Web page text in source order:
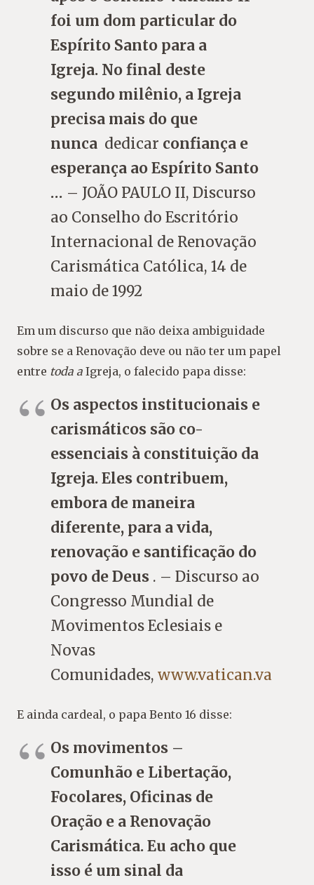
foi um dom particular do
Espírito Santo para a
Igreja. No final deste
segundo milênio, a Igreja
precisa mais do que
nunca dedicar confiança e
esperança ao Espírito Santo
… – JOÃO PAULO II, Discurso
ao Conselho do Escritório
Internacional de Renovação
Carismática Católica, 14 de
maio de 1992
Em um discurso que não deixa ambiguidade
sobre se a Renovação deve ou não ter um papel
entre toda a Igreja, o falecido papa disse:
Os aspectos institucionais e
carismáticos são co-
essenciais à constituição da
Igreja. Eles contribuem,
embora de maneira
diferente, para a vida,
renovação e santificação do
povo de Deus . – Discurso ao
Congresso Mundial de
Movimentos Eclesiais e
Novas
Comunidades, www.vatican.va
E ainda cardeal, o papa Bento 16 disse:
Os movimentos –
Comunhão e Libertação,
Focolares, Oficinas de
Oração e a Renovação
Carismática. Eu acho que
isso é um sinal da